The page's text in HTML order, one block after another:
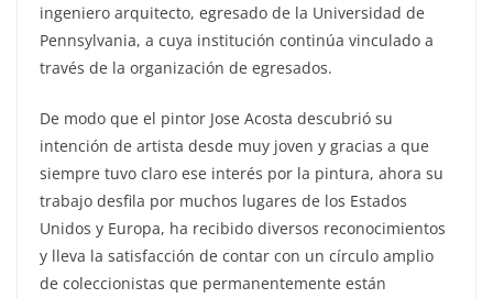
ingeniero arquitecto, egresado de la Universidad de
Pennsylvania, a cuya institución continúa vinculado a
través de la organización de egresados.
De modo que el pintor Jose Acosta descubrió su
intención de artista desde muy joven y gracias a que
siempre tuvo claro ese interés por la pintura, ahora su
trabajo desfila por muchos lugares de los Estados
Unidos y Europa, ha recibido diversos reconocimientos
y lleva la satisfacción de contar con un círculo amplio
de coleccionistas que permanentemente están